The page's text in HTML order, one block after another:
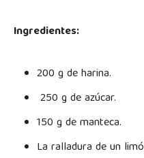
Ingredientes:
200 g de harina.
250 g de azúcar.
150 g de manteca.
La ralladura de un